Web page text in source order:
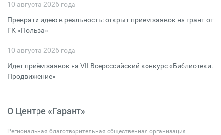
10 августа 2026 года
Преврати идею в реальность: открыт прием заявок на грант от
ГК «Польза»
10 августа 2026 года
Идет приём заявок на VII Всероссийский конкурс «Библиотеки.
Продвижение»
О Центре «Гарант»
Региональная благотворительная общественная организация